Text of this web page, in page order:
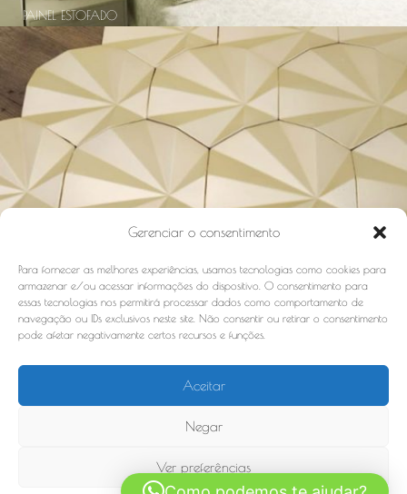
Gerenciar o consentimento
Para fornecer as melhores experiências, usamos tecnologias como cookies para
armazenar e/ou acessar informações do dispositivo. O consentimento para
essas tecnologias nos permitirá processar dados como comportamento de
navegação ou IDs exclusivos neste site. Não consentir ou retirar o consentimento
pode afetar negativamente certos recursos e funções.
Aceitar
Negar
Ver preferências
PAINEL ESTOFADO
Rua Francisco Alves, 578 Ilha do Leite Recife-PE CEP: